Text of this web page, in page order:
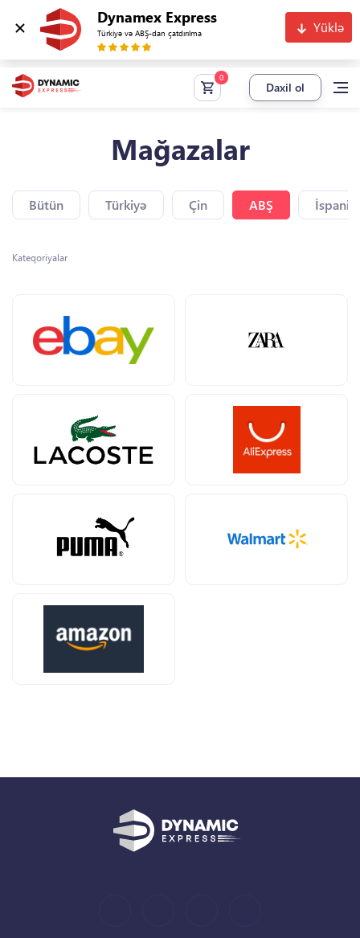
Dynamex Express
Türkiyə və ABŞ-dan çatdırılma Yüklə
Daxil ol
Mağazalar
Bütün Türkiyə Çin ABŞ
Kateqoriyalar